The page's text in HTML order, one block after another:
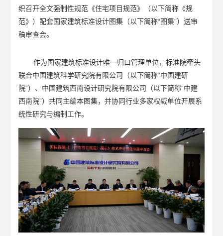
织召开全文强制性规范《住宅项目规范》（以下简称《规
范》）配套国家建筑标准设计图集（以下简称“图集”）送审
稿审查会。
作为国家建筑标准设计唯一归口管理单位，标准院牵头
联合中国建筑科学研究院有限公司（以下简称“中国建研
院”）、中国建筑西南设计研究院有限公司（以下简称“中建
西南院”）共同主编本图集，并协同行业多家权威单位开展系
统性研究与编制工作。